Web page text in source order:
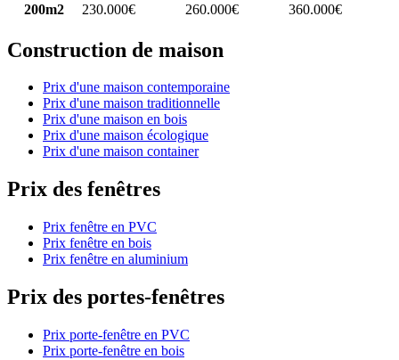
200m2
230.000€ 260.000€ 360.000€
Construction de maison
Prix d'une maison contemporaine
Prix d'une maison traditionnelle
Prix d'une maison en bois
Prix d'une maison écologique
Prix d'une maison container
Prix des fenêtres
Prix fenêtre en PVC
Prix fenêtre en bois
Prix fenêtre en aluminium
Prix des portes-fenêtres
Prix porte-fenêtre en PVC
Prix porte-fenêtre en bois